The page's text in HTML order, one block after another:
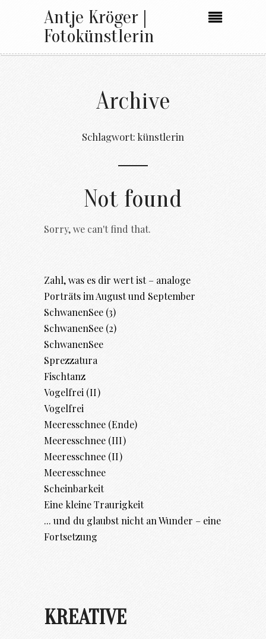
Antje Kröger |
Fotokünstlerin
Archive
Schlagwort:künstlerin
Not found
Sorry, we can't find that.
Zahl, was es dir wert ist – analoge
Porträts im August und September
SchwanenSee (3)
SchwanenSee (2)
SchwanenSee
Sprezzatura
Fischtanz
Vogelfrei (II)
Vogelfrei
Meeresschnee (Ende)
Meeresschnee (III)
Meeresschnee (II)
Meeresschnee
Scheinbarkeit
Eine kleine Traurigkeit
... und du glaubst nicht an Wunder – eine
Fortsetzung
KREATIVE